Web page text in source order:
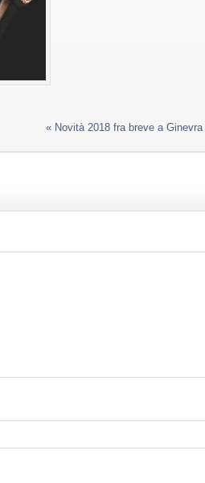
« Novità 2018 fra breve a Ginevra